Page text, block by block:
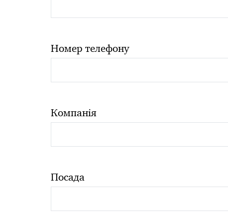
Номер телефону
Компанія
Посада